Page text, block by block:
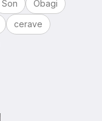
Son
Obagi
cerave